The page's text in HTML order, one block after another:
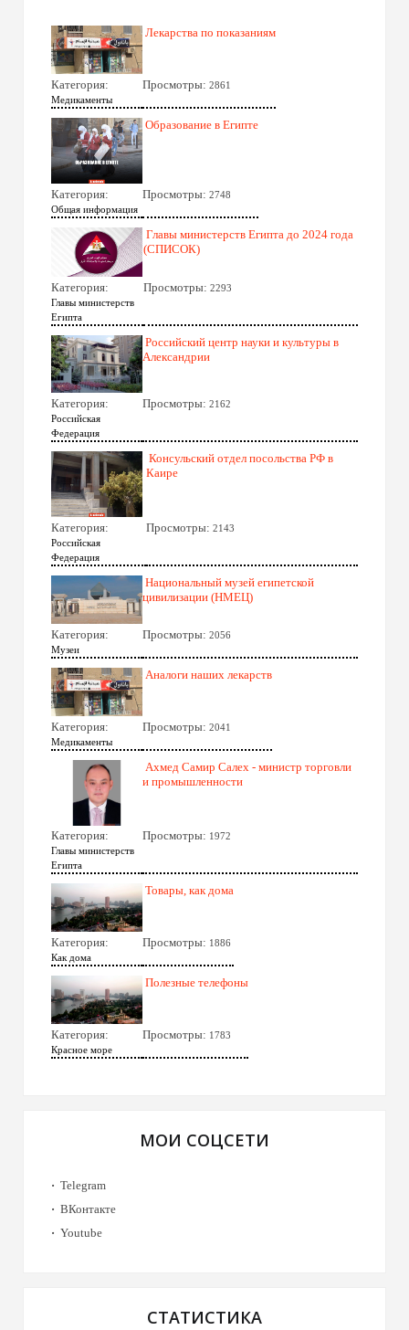
Лекарства по показаниям
Категория:
Медикаменты
Просмотры: 2861
Образование в Египте
Категория:
Общая информация
Просмотры: 2748
Главы министерств Египта до 2024 года
(СПИСОК)
Категория:
Главы министерств
Египта
Просмотры: 2293
Российский центр науки и культуры в
Александрии
Категория:
Российская
Федерация
Просмотры: 2162
Консульский отдел посольства РФ в
Каире
Категория:
Российская
Федерация
Просмотры: 2143
Национальный музей египетской
цивилизации (НМЕЦ)
Категория:
Музеи
Просмотры: 2056
Аналоги наших лекарств
Категория:
Медикаменты
Просмотры: 2041
Ахмед Самир Салех - министр торговли
и промышленности
Категория:
Главы министерств
Египта
Просмотры: 1972
Товары, как дома
Категория:
Как дома
Просмотры: 1886
Полезные телефоны
Категория:
Красное море
Просмотры: 1783
МОИ СОЦСЕТИ
Telegram
ВКонтакте
Youtube
СТАТИСТИКА